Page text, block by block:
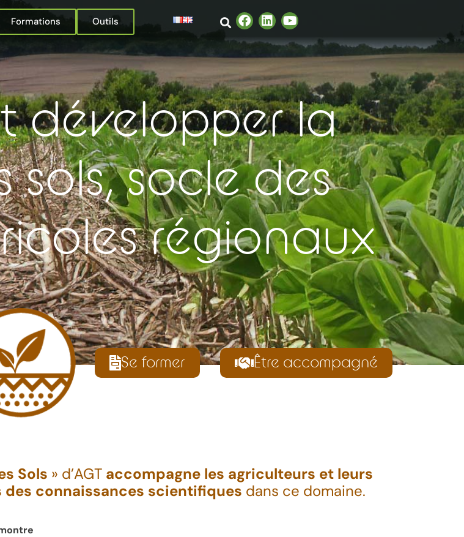
Formations Outils
développer la
sols, socle des
régionaux
Se former Être accompagné
Sols » d’AGT accompagne les agriculteurs et leurs
des connaissances scientifiques dans ce domaine.